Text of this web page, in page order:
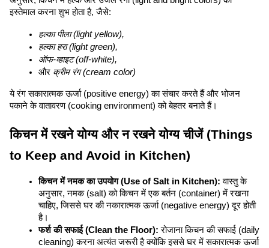
इस्तेमाल करना शुभ होता है, जैसे:
हल्का पीला (light yellow),
हल्का हरा (light green),
ऑफ-व्हाइट (off-white),
और क्रीम रंग (cream color)
ये रंग सकारात्मक ऊर्जा (positive energy) का संचार करते हैं और भोजन
पकाने के वातावरण (cooking environment) को बेहतर बनाते हैं।
किचन में रखने योग्य और न रखने योग्य चीजें (Things
to Keep and Avoid in Kitchen)
किचन में नमक का उपयोग (Use of Salt in Kitchen): वास्तु के
अनुसार, नमक (salt) को किचन में एक बर्तन (container) में रखना
चाहिए, जिससे घर की नकारात्मक ऊर्जा (negative energy) दूर होती
है।
फर्श की सफाई (Clean the Floor): रोजाना किचन की सफाई (daily
cleaning) करना अत्यंत जरूरी है क्योंकि इससे घर में सकारात्मक ऊर्जा